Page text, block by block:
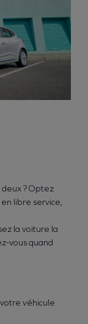
? Optez
libre service,
la voiture la
vous quand
véhicule